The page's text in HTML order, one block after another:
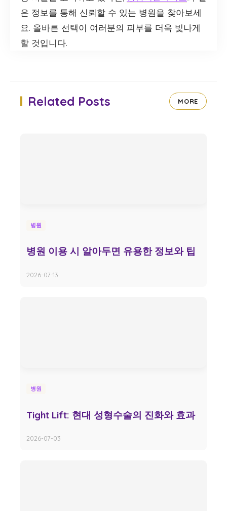
은 정보를 통해 신뢰할 수 있는 병원을 찾아보세
요. 올바른 선택이 여러분의 피부를 더욱 빛나게
할 것입니다.
Related Posts MORE
병원
병원 이용 시 알아두면 유용한 정보와 팁
2026-07-13
병원
Tight Lift: 현대 성형수술의 진화와 효과
2026-07-03